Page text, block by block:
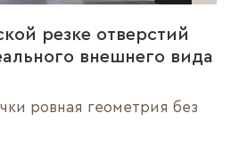
резке отверстий
внешнего вида
ровная геометрия без